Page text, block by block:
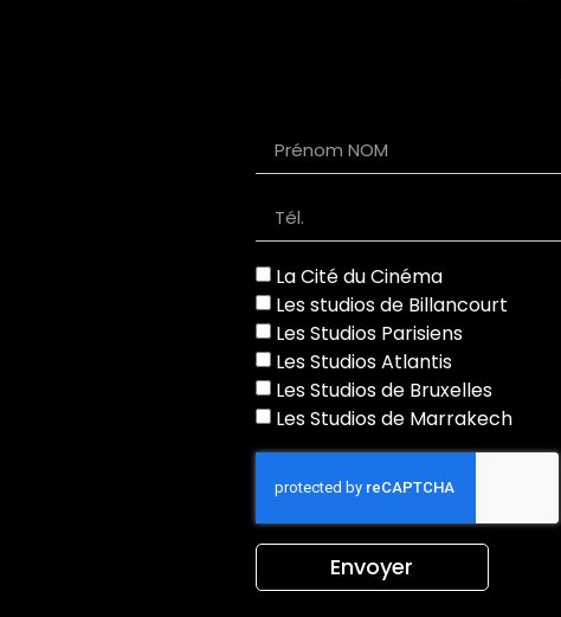
La Cité du Cinéma
Les studios de Billancourt
Les Studios Parisiens
Les Studios Atlantis
Les Studios de Bruxelles
Les Studios de Marrakech
Envoyer